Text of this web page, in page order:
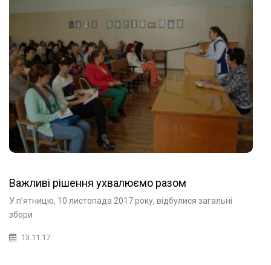
Важливі рішення ухвалюємо разом
У п’ятницю, 10 листопада 2017 року, відбулися загальні
збори
13.11.17